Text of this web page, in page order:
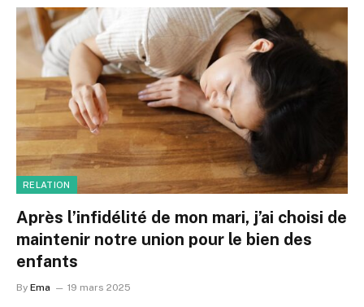
RELATION
Après l’infidélité de mon mari, j’ai choisi de
maintenir notre union pour le bien des
enfants
By Ema 19 mars 2025